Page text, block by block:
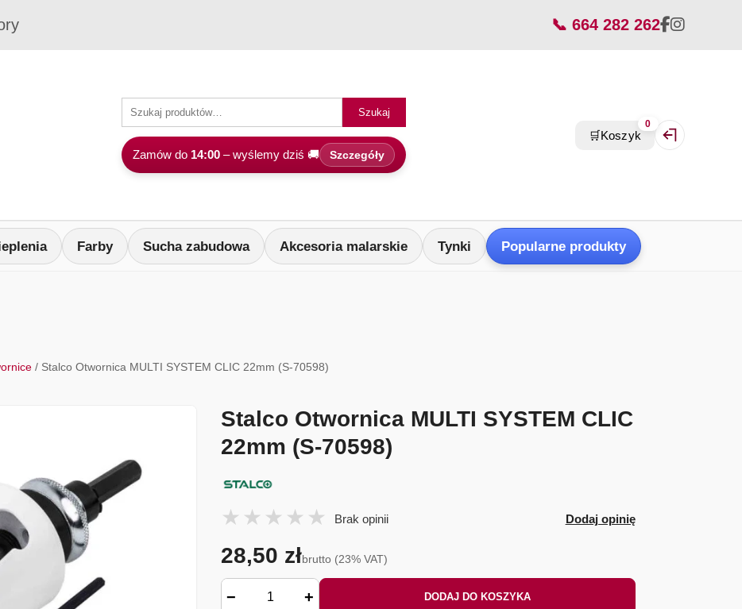
📞 664 282 262
Szukaj
Zamów do 14:00– wyślemy dziś 🚚 Szczegóły
🛒Koszyk
0
Zaloguj się /
Farby Sucha zabudowa Akcesoria malarskie Tynki Popularne produkty
/ Stalco Otwornica MULTI SYSTEM CLIC 22mm (S-70598)
Stalco Otwornica MULTI SYSTEM CLIC
22mm (S-70598)
Brak opinii Dodaj opinię
28,50 złbrutto (23% VAT)
− + DODAJ DO KOSZYKA